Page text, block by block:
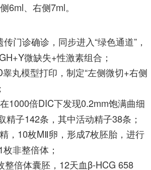
6ml、右侧7ml。
传门诊确诊，同步进入“绿色通道”，
微缺失+性激素组合；
睾丸模型打印，制定“左侧微切+右侧
1000倍DIC下发现0.2mm饱满曲细
精子142条，其中活动精子38条；
，10枚MⅡ卵，形成7枚胚胎，进行
非整倍体；
整倍体囊胚，12天血β-HCG 658